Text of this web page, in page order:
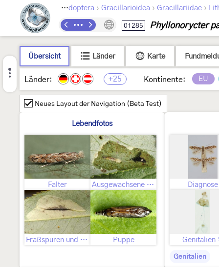
Lepidoptera › Gracillarioidea › Gracillariidae ›
01285 Phyllonorycter
Übersicht Länder Karte
Länder: +25 Kontinente: EU
Neues Layout der Navigation (Beta Test)
Lebendfotos
Falter Ausgewachsene Raupe
Fraßspuren und Befallsbild Puppe
Diagnose
Genitalien
Genitalien